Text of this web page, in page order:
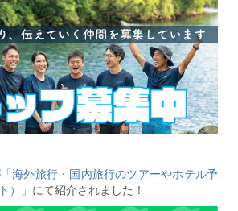
「海外旅行・国内旅行のツアーやホテル予
）」 にて紹介されました！